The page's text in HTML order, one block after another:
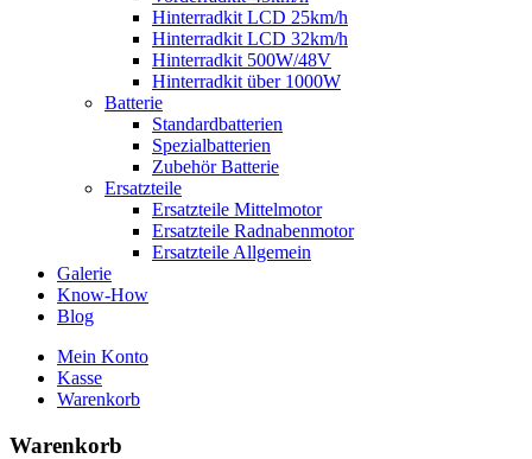
Hinterradkit LCD 25km/h
Hinterradkit LCD 32km/h
Hinterradkit 500W/48V
Hinterradkit über 1000W
Batterie
Standardbatterien
Spezialbatterien
Zubehör Batterie
Ersatzteile
Ersatzteile Mittelmotor
Ersatzteile Radnabenmotor
Ersatzteile Allgemein
Galerie
Know-How
Blog
Mein Konto
Kasse
Warenkorb
Warenkorb